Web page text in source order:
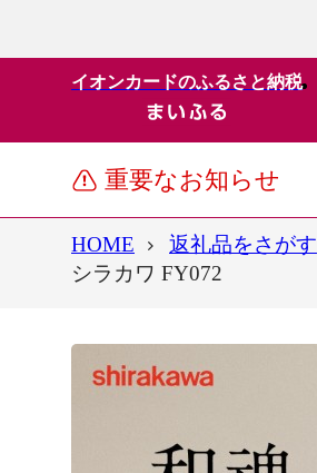
イオンカードのふるさと納税
重要なお知らせ
HOME 返礼品をさがす
シラカワ FY072